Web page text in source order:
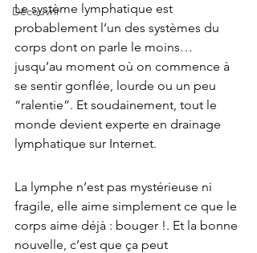
Découvrir
Le système lymphatique est
probablement l’un des systèmes du
corps dont on parle le moins…
jusqu’au moment où on commence à
se sentir gonflée, lourde ou un peu
“ralentie”. Et soudainement, tout le
monde devient experte en drainage
lymphatique sur Internet.
La lymphe n’est pas mystérieuse ni
fragile, elle aime simplement ce que le
corps aime déjà : bouger !. Et la bonne
nouvelle, c’est que ça peut